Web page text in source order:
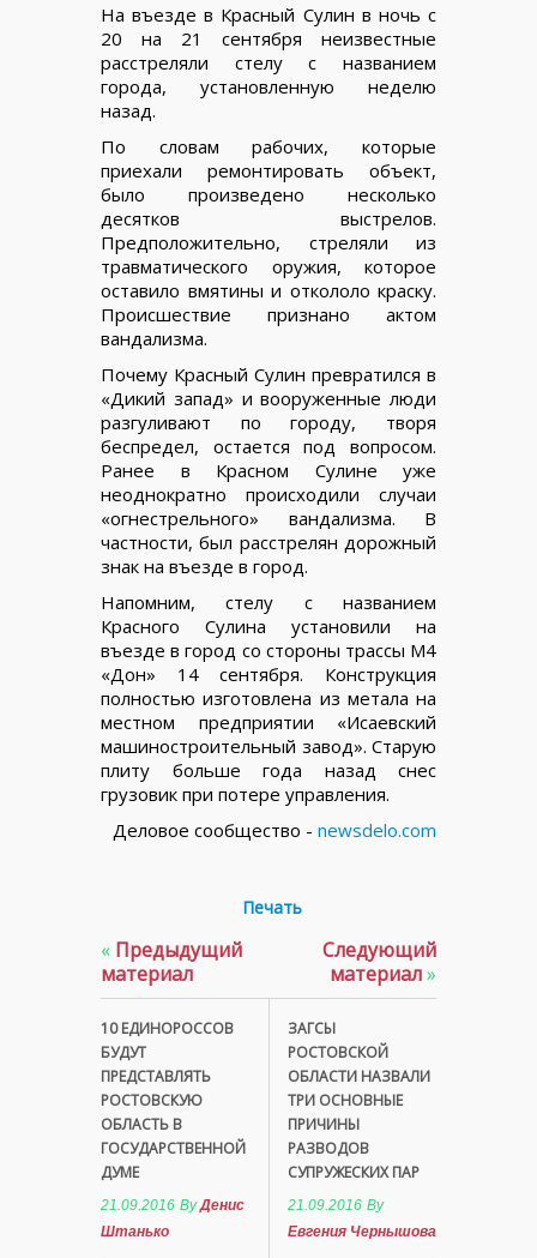
На въезде в Красный Сулин в ночь с
20 на 21 сентября неизвестные
расстреляли стелу с названием
города, установленную неделю
назад.
По словам рабочих, которые
приехали ремонтировать объект,
было произведено несколько
десятков выстрелов.
Предположительно, стреляли из
травматического оружия, которое
оставило вмятины и откололо краску.
Происшествие признано актом
вандализма.
Почему Красный Сулин превратился в
«Дикий запад» и вооруженные люди
разгуливают по городу, творя
беспредел, остается под вопросом.
Ранее в Красном Сулине уже
неоднократно происходили случаи
«огнестрельного» вандализма. В
частности, был расстрелян дорожный
знак на въезде в город.
Напомним, стелу с названием
Красного Сулина установили на
въезде в город со стороны трассы М4
«Дон» 14 сентября. Конструкция
полностью изготовлена из метала на
местном предприятии «Исаевский
машиностроительный завод». Старую
плиту больше года назад снес
грузовик при потере управления.
Деловое сообщество - newsdelo.com
Печать
« Предыдущий
материал
10 ЕДИНОРОССОВ
БУДУТ
ПРЕДСТАВЛЯТЬ
РОСТОВСКУЮ
ОБЛАСТЬ В
ГОСУДАРСТВЕННОЙ
ДУМЕ
21.09.2016 ByДенис
Штанько
Следующий
материал»
ЗАГСЫ
РОСТОВСКОЙ
ОБЛАСТИ НАЗВАЛИ
ТРИ ОСНОВНЫЕ
ПРИЧИНЫ
РАЗВОДОВ
СУПРУЖЕСКИХ ПАР
21.09.2016 By
Евгения Чернышова